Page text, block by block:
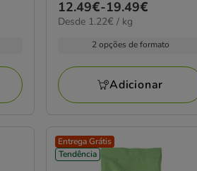
estrelas
com
Preço
de
12.49€
19.49€
12.49€-19.49€
1.22€
Desde 1.22€ / kg
2 opções de formato
Adicionar
Entrega Grátis
Tendência